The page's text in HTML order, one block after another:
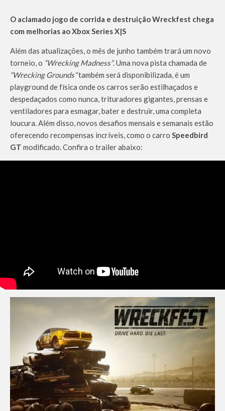
O aclamado jogo de corrida e destruição Wreckfest chega
com melhorias ao Xbox Series X|S
Além das atualizações, o mês de junho também trará um novo
torneio, o “Wrecking Madness”. Uma nova pista chamada de
“Wrecking Grounds”também será disponibilizada, é um
playground de física onde os carros serão estilhaçados e
despedaçados como nunca, trituradores gigantes, prensas e
ventiladores para esmagar, bater e destruir, uma completa
loucura. Além disso, novos desafios mensais e semanais estão
oferecendo recompensas incríveis, como o carro Speedbird
GT modificado. Confira o trailer abaixo: